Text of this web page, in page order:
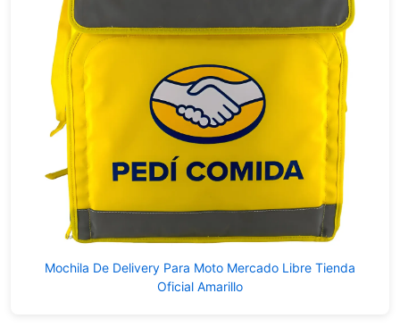
Mochila De Delivery Para Moto Mercado Libre Tienda
Oficial Amarillo